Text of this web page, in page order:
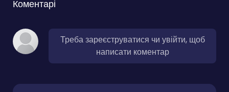
Коментарі
Треба зареєструватися чи увійти, щоб
написати коментар